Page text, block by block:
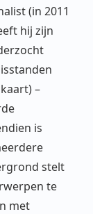
(in 2011
hij zijn
–
is
stelt
te
met